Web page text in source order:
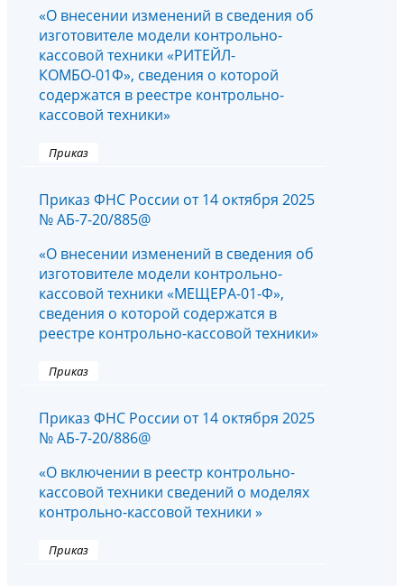
«О внесении изменений в сведения об
изготовителе модели контрольно-
кассовой техники «РИТЕЙЛ-
КОМБО-01Ф», сведения о которой
содержатся в реестре контрольно-
кассовой техники»
Приказ
Приказ ФНС России от 14 октября 2025
№ АБ-7-20/885@
«О внесении изменений в сведения об
изготовителе модели контрольно-
кассовой техники «МЕЩЕРА-01-Ф»,
сведения о которой содержатся в
реестре контрольно-кассовой техники»
Приказ
Приказ ФНС России от 14 октября 2025
№ АБ-7-20/886@
«О включении в реестр контрольно-
кассовой техники сведений о моделях
контрольно-кассовой техники »
Приказ